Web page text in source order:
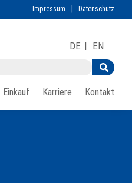
Impressum Datenschutz
DE EN
Einkauf Karriere Kontakt